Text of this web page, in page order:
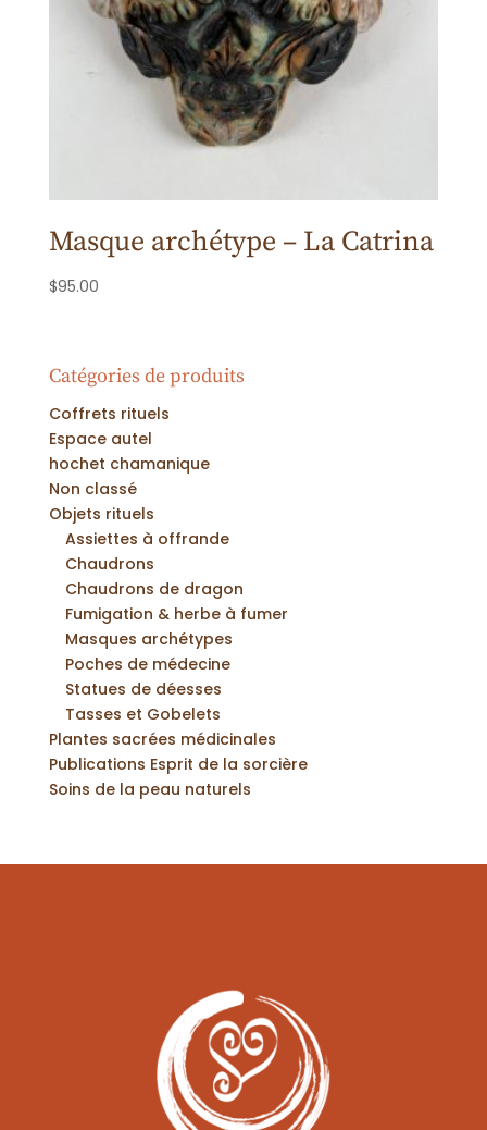
Masque archétype – La Catrina
$95.00
Catégories de produits
Coffrets rituels
Espace autel
hochet chamanique
Non classé
Objets rituels
Assiettes à offrande
Chaudrons
Chaudrons de dragon
Fumigation & herbe à fumer
Masques archétypes
Poches de médecine
Statues de déesses
Tasses et Gobelets
Plantes sacrées médicinales
Publications Esprit de la sorcière
Soins de la peau naturels